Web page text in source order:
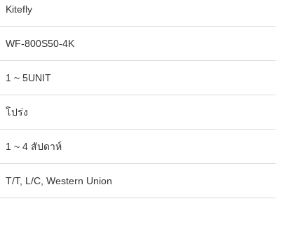
Kitefly
WF-800S50-4K
1 ~ 5UNIT
โปร่ง
1 ~ 4 สัปดาห์
T/T, L/C, Western Union